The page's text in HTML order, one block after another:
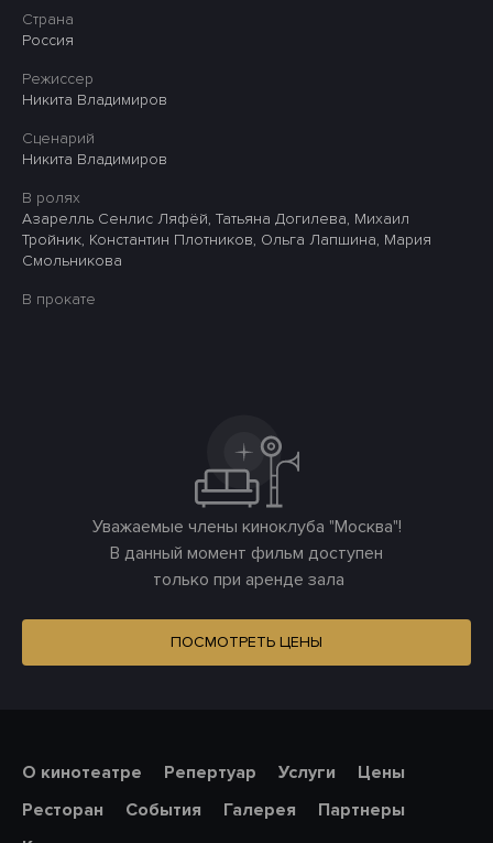
Уважаемые члены киноклуба "Москва"!
В данный момент фильм доступен
только при аренде зала
ПОСМОТРЕТЬ ЦЕНЫ
Страна
Россия
Режиссер
Никита Владимиров
Сценарий
Никита Владимиров
В ролях
Азарелль Сенлис Ляфёй, Татьяна Догилева, Михаил
Тройник, Константин Плотников, Ольга Лапшина, Мария
Смольникова
В прокате
О кинотеатре Репертуар Услуги
Цены
Ресторан
События Галерея
Партнеры